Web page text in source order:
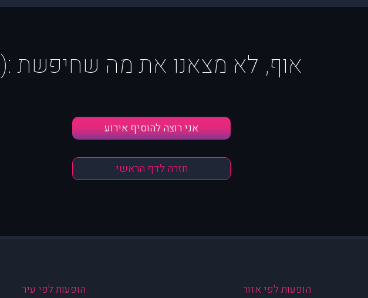
אוף, לא מצאנו את מה שחיפשת :(
אני רוצה להוסיף אירוע
חזרה לדף הראשי
הופעות לפי אזור הופעות לפי עיר